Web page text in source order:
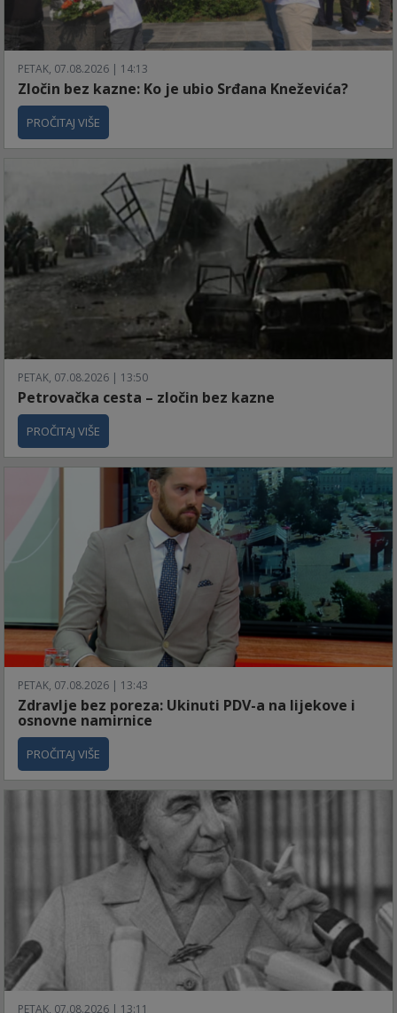
PETAK, 07.08.2026 | 14:13
Zločin bez kazne: Ko je ubio Srđana Kneževića?
PROČITAJ VIŠE
PETAK, 07.08.2026 | 13:50
Petrovačka cesta – zločin bez kazne
PROČITAJ VIŠE
PETAK, 07.08.2026 | 13:43
Zdravlje bez poreza: Ukinuti PDV-a na lijekove i
osnovne namirnice
PROČITAJ VIŠE
PETAK, 07.08.2026 | 13:11